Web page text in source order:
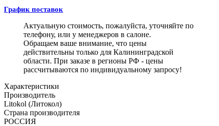
График поставок
Актуальную стоимость, пожалуйста, уточняйте по
телефону, или у менеджеров в салоне.
Обращаем ваше внимание, что цены
действительны только для Калининградской
области. При заказе в регионы РФ - цены
рассчитываются по индивидуальному запросу!
Характеристики
Производитель
Litokol (Литокол)
Страна производителя
РОССИЯ